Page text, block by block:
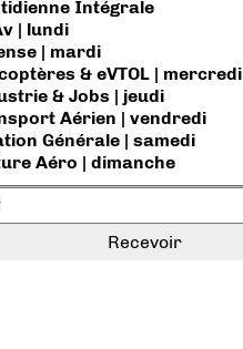
Intégrale
| lundi
| mardi
& eVTOL | mercredi
& Jobs | jeudi
Aérien | vendredi
Générale | samedi
Aéro | dimanche